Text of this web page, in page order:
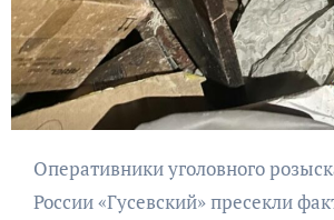
Оперативники уголовного розыска МО МВД
России «Гусевский» пресекли